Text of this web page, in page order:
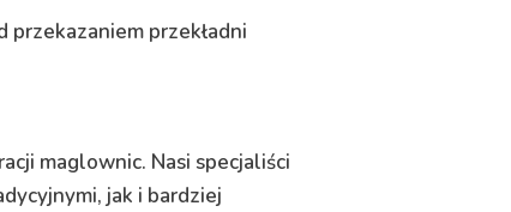
przekazaniem przekładni
maglownic. Nasi specjaliści
jak i bardziej